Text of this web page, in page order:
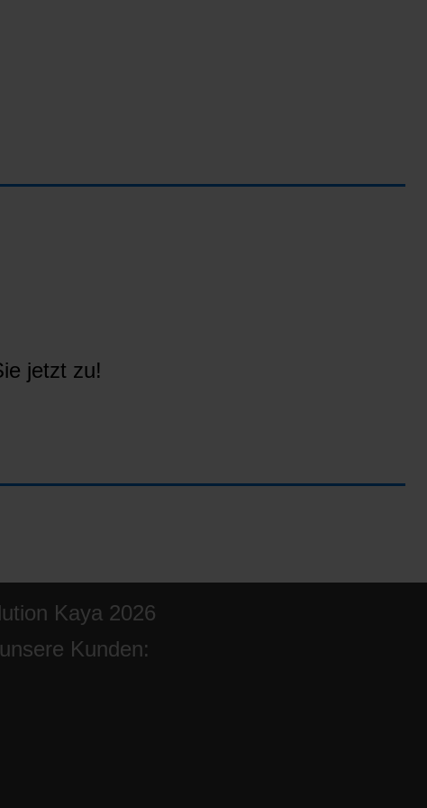
jetzt zu!
Kaya 2026
Kunden: